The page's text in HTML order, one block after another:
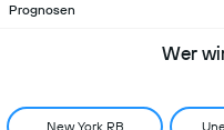
Prognosen
Wer
New York RB